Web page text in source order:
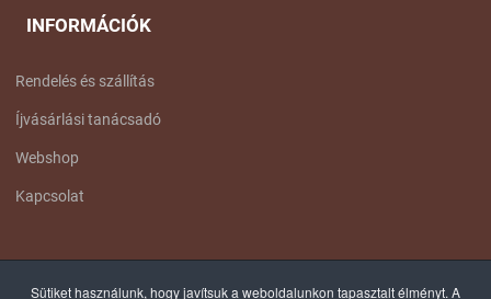
Sütiket használunk, hogy javítsuk a weboldalunkon tapasztalt élményt. A
INFORMÁCIÓK
Rendelés és szállítás
Íjvásárlási tanácsadó
Webshop
Kapcsolat